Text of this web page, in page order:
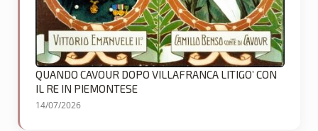
QUANDO CAVOUR DOPO VILLAFRANCA LITIGO’ CON
IL RE IN PIEMONTESE
14/07/2026